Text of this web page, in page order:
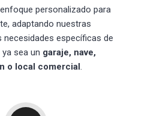
personalizado para
adaptando nuestras
necesidades específicas de
sea un garaje, nave,
o local comercial.